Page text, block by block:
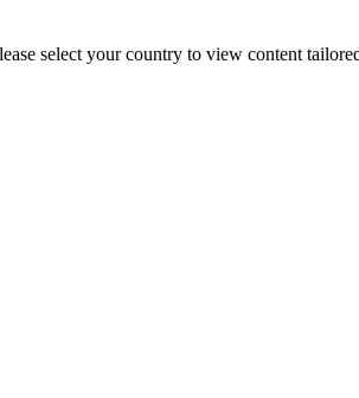
select your country to view content